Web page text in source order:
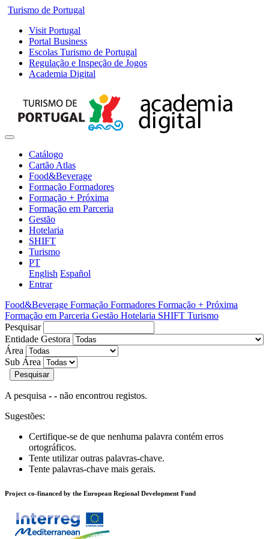
Turismo de Portugal
Visit Portugal
Portal Business
Escolas Turismo de Portugal
Regulação e Inspeção de Jogos
Academia Digital
Catálogo
Cartão Atlas
Food&Beverage
Formação Formadores
Formação + Próxima
Formação em Parceria
Gestão
Hotelaria
SHIFT
Turismo
PT
English Español
Entrar
Food&Beverage Formação Formadores Formação + Próxima
Formação em Parceria Gestão Hotelaria SHIFT Turismo
Pesquisar
Entidade Gestora
Área
Sub Área
Pesquisar
A pesquisa - - não encontrou registos.
Sugestões:
Certifique-se de que nenhuma palavra contém erros
ortográficos.
Tente utilizar outras palavras-chave.
Tente palavras-chave mais gerais.
Project co-financed by the European Regional Development Fund